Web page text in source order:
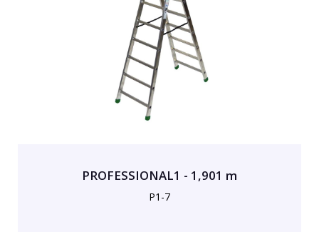
PROFESSIONAL1 - 1,901 m
P1-7